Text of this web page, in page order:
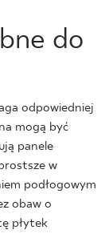
do
odpowiedniej
mogą być
panele
w
podłogowym
obaw o
płytek